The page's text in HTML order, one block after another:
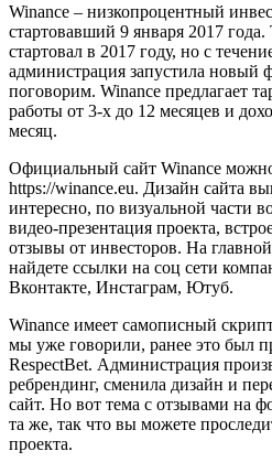
Winance – низкопроцентный
стартовавший 9 января 2017 года.
стартовал в 2017 году, но с
администрация запустила новый
поговорим. Winance предлагает
работы от 3-х до 12 месяцев и
месяц.
Официальный сайт Winance
https://winance.eu. Дизайн сайта
интересно, по визуальной части
видео-презентация проекта,
отзывы от инвесторов. На
найдете ссылки на соц сети
Вконтакте, Инстаграм, Ютуб.
Winance имеет самописный
мы уже говорили, ранее это был
RespectBet. Администрация
ребрендинг, сменила дизайн и
сайт. Но вот тема с отзывами на
та же, так что вы можете
проекта.